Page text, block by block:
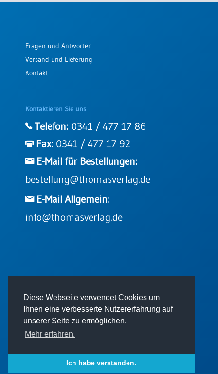
Diese Webseite verwendet Cookies um
Ihnen eine verbesserte Nutzererfahrung auf
unserer Seite zu ermöglichen.
Mehr erfahren.
Ich habe verstanden.
Fragen und Antworten
Versand und Lieferung
Kontakt
Kontaktieren Sie uns
Telefon: 0341 / 477 17 86
Fax: 0341 / 477 17 92
E-Mail für Bestellungen:
bestellung@thomasverlag.de
E-Mail Allgemein:
info@thomasverlag.de